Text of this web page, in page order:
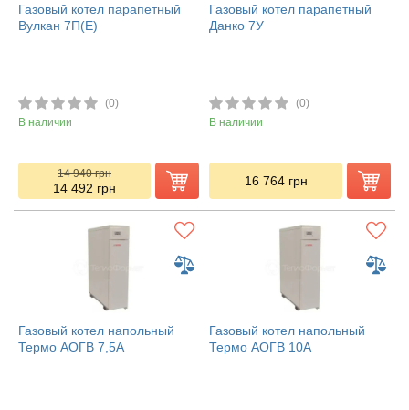
Газовый котел парапетный
Вулкан 7П(Е)
(0)
В наличии
14 940грн
14 492 грн
Газовый котел парапетный
Данко 7У
(0)
В наличии
16 764 грн
Газовый котел напольный
Термо АОГВ 7,5А
Газовый котел напольный
Термо АОГВ 10А